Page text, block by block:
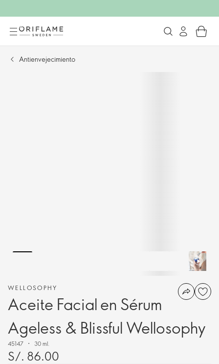
Antienvejecimiento
WELLOSOPHY
Aceite Facial en Sérum
Ageless & Blissful Wellosophy
45147 30 ml.
S/. 86.00